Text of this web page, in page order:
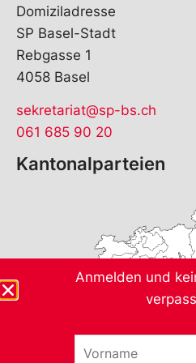
Domiziladresse
SP Basel-Stadt
Rebgasse 1
4058 Basel
sekretariat@sp-bs.ch
061 685 90 20
Kantonalparteien
Anmelden und